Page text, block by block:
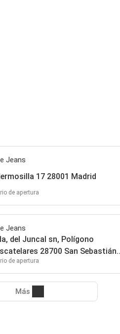
Jeans
17 28001 Madrid
de apertura
Jeans
del Juncal sn, Polígono
28700 San Sebastián
Reyes
de apertura
Más